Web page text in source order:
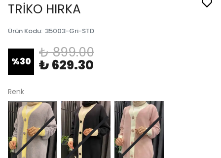
TRİKO HIRKA
Ürün Kodu: 35003-Gri-STD
%30
₺ 899.00
₺ 629.30
Renk